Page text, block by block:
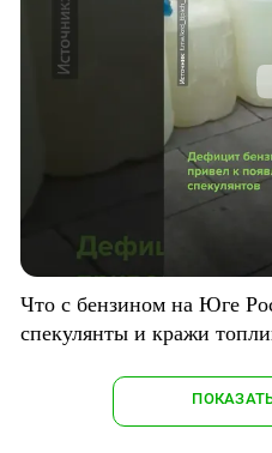
Что с бензином на Юге
спекулянты и кражи